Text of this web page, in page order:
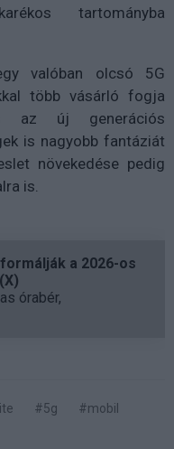
tartományba
valóban olcsó 5G
több vásárló fogja
az új generációs
is nagyobb fantáziát
növekedése pedig
is.
a 2026-os
órabér,
#5g
#mobil